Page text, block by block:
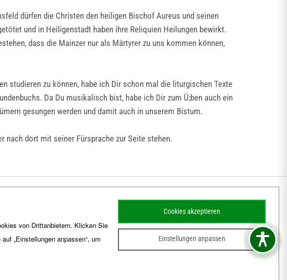
dürfen die Christen den heiligen Bischof Aureus und seinen
und in Heiligenstadt haben ihre Reliquien Heilungen bewirkt.
dass die Mainzer nur als Märtyrer zu uns kommen können,
studieren zu können, habe ich Dir schon mal die liturgischen Texte
Da Du musikalisch bist, habe ich Dir zum Ü;ben auch ein
gesungen werden und damit auch in unserem Bistum.
nach dort mit seiner Fürsprache zur Seite stehen.
von Drittanbietern. Klicken Sie
„Einstellungen anpassen“, um
Einstellungen anpassen
Cookies akzeptieren